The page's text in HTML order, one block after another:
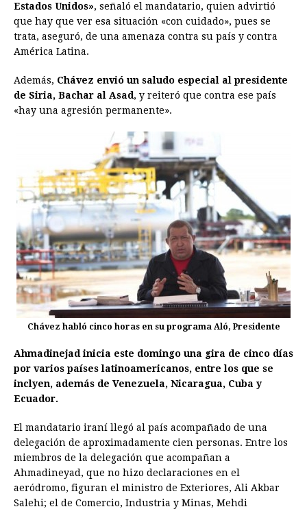
Estados Unidos», señaló el mandatario, quien advirtió
que hay que ver esa situación «con cuidado», pues se
trata, aseguró, de una amenaza contra su país y contra
América Latina.
Además, Chávez envió un saludo especial al presidente
de Siria, Bachar al Asad, y reiteró que contra ese país
«hay una agresión permanente».
Chávez habló cinco horas en su programa Aló, Presidente
Ahmadinejad inicia este domingo una gira de cinco días
por varios países latinoamericanos, entre los que se
inclyen, además de Venezuela, Nicaragua, Cuba y
Ecuador.
El mandatario iraní llegó al país acompañado de una
delegación de aproximadamente cien personas. Entre los
miembros de la delegación que acompañan a
Ahmadineyad, que no hizo declaraciones en el
aeródromo, figuran el ministro de Exteriores, Ali Akbar
Salehi; el de Comercio, Industria y Minas, Mehdi